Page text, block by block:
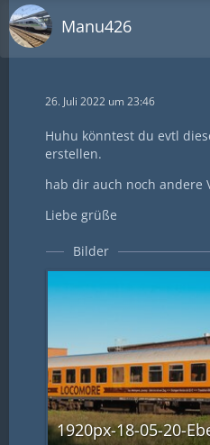
Manu426
26. Juli 2022 um 23:46
Huhu könntest du evtl
erstellen.
hab dir auch noch andere
Liebe grüße
Bilder